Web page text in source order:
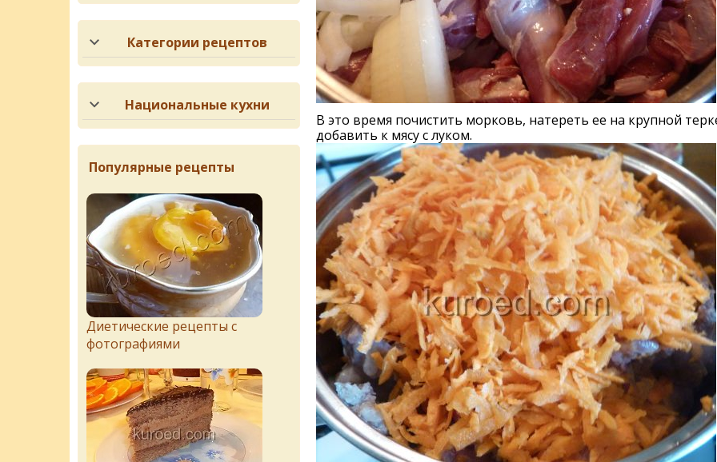
В это время почистить морковь, натереть ее на крупной
добавить к мясу с луком.
Категории рецептов
Национальные кухни
Популярные рецепты
Диетические рецепты с
фотографиями